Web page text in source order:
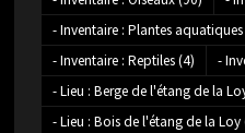
- Inventaire : Plantes aquatiques
- Inventaire : Reptiles(4) -
- Lieu : Berge de l'étang de la
- Lieu : Bois de l'étang de la Loy